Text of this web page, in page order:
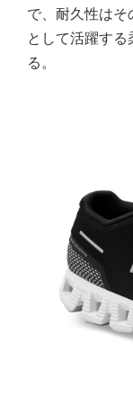
で、耐久性はそ
として活躍す
る。